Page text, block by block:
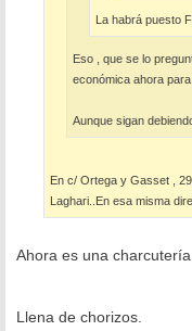
La habrá puesto
Eso , que se lo
económica ahora para
Aunque sigan
En c/ Ortega y Gasset ,
Laghari..En esa misma
Ahora es una
Llena de chorizos.